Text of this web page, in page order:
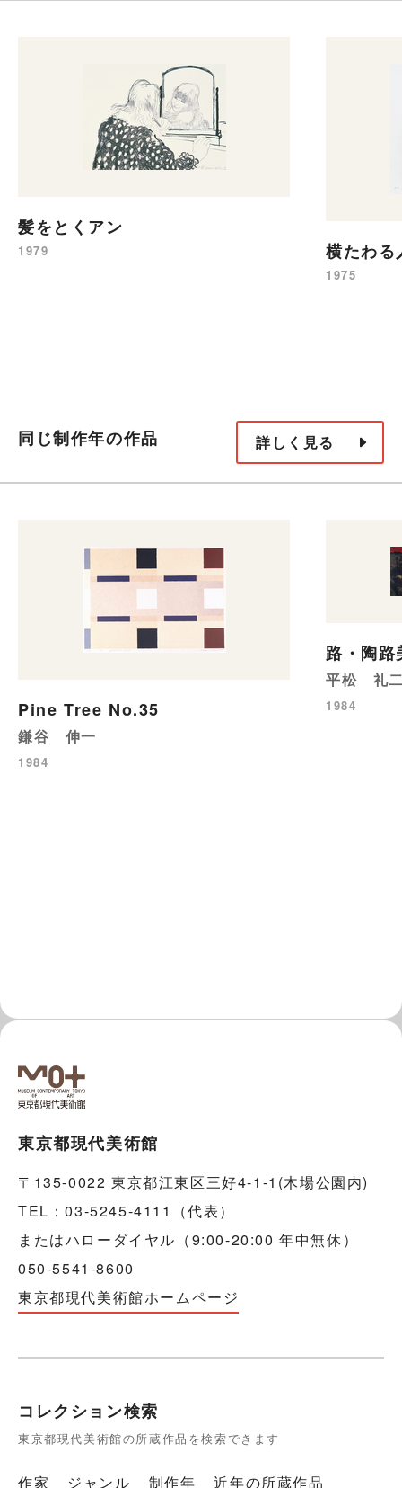
髪をとくアン
1979 横たわる
1975
同じ制作年の作品 詳しく見る
Pine Tree No.35
鎌谷 伸一
1984
路・陶路
平松 礼
1984
東京都現代美術館
〒135-0022 東京都江東区三好4-1-1(木場公園内)
TEL：03-5245-4111（代表）
またはハローダイヤル（9:00-20:00 年中無休）
050-5541-8600
東京都現代美術館ホームページ
コレクション検索
東京都現代美術館の所蔵作品を検索できます
作家 ジャンル 制作年 近年の所蔵作品